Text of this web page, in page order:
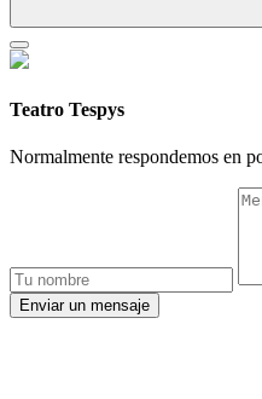
Teatro Tespys
Normalmente respondemos en
Enviar un mensaje